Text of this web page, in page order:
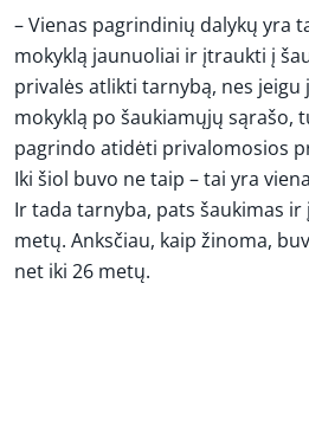
– Vienas pagrindinių dalykų yra
mokyklą jaunuoliai ir įtraukti į
privalės atlikti tarnybą, nes jeigu
mokyklą po šaukiamųjų sąrašo,
pagrindo atidėti privalomosios
Iki šiol buvo ne taip – tai yra
Ir tada tarnyba, pats šaukimas ir
metų. Anksčiau, kaip žinoma,
net iki 26 metų.